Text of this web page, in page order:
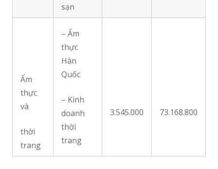
sạn
Ẩm
thực
và
thời
trang
– Ẩm
thực
Hàn
Quốc
– Kinh
doanh
thời
trang
3.545.000 73.168.800